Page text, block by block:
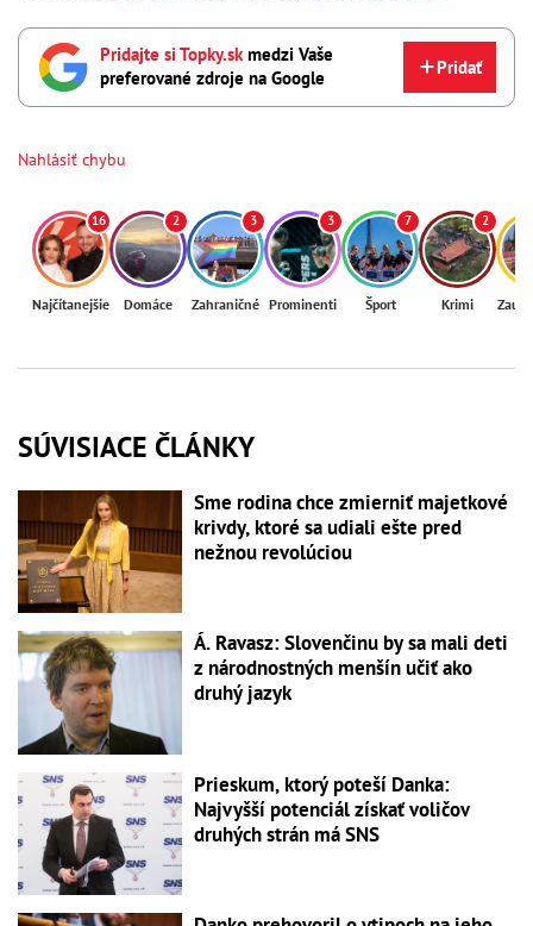
Pridajte si Topky.skmedzi Vaše
preferované zdroje na Google
Pridať
Nahlásiť chybu
16
Najčítanejšie
2
Domáce
3
Zahraničné
3
Prominenti
7
Šport
2
Krimi
SÚVISIACE ČLÁNKY
Sme rodina chce zmierniť majetkové
krivdy, ktoré sa udiali ešte pred
nežnou revolúciou
Á. Ravasz: Slovenčinu by sa mali deti
z národnostných menšín učiť ako
druhý jazyk
Prieskum, ktorý poteší Danka:
Najvyšší potenciál získať voličov
druhých strán má SNS